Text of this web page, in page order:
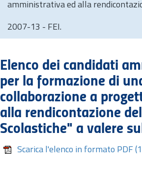
amministrativa ed alla
2007-13 - FEI.
Elenco dei candidati
per la formazione di
collaborazione a
alla rendicontazione
Scolastiche" a valere
Scarica l'elenco in formato PDF